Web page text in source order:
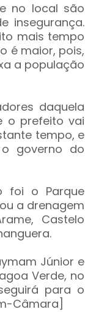
no local são
insegurança.
mais tempo
é maior, pois,
a população
daquela
o prefeito vai
tempo, e
governo do
foi o Parque
a drenagem
Castelo
Júnior e
Verde, no
para o
Câmara]